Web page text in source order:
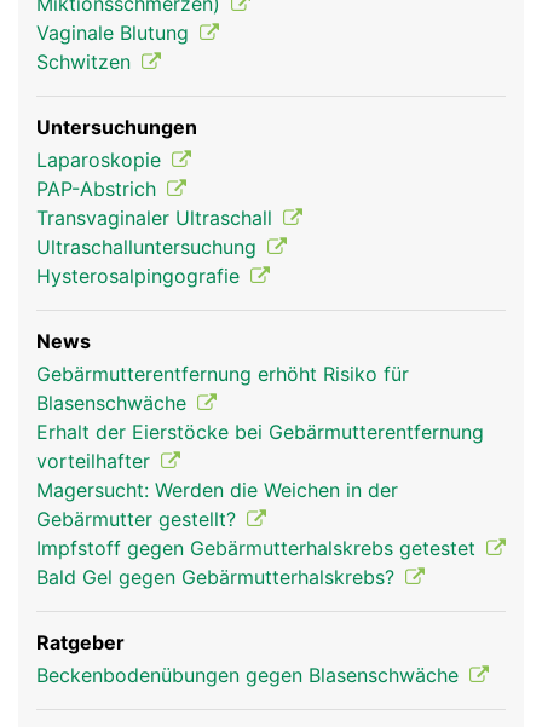
Vaginale Blutung
Schwitzen
Untersuchungen
Laparoskopie
PAP-Abstrich
Transvaginaler Ultraschall
Ultraschalluntersuchung
Hysterosalpingografie
News
Gebärmutterentfernung erhöht Risiko für
Blasenschwäche
Erhalt der Eierstöcke bei Gebärmutterentfernung
vorteilhafter
Magersucht: Werden die Weichen in der
Gebärmutter gestellt?
Impfstoff gegen Gebärmutterhalskrebs getestet
Bald Gel gegen Gebärmutterhalskrebs?
Ratgeber
Beckenbodenübungen gegen Blasenschwäche